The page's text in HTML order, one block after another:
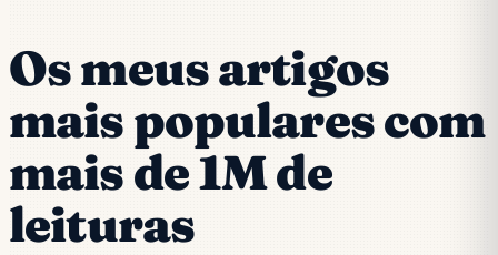
Os meus artigos
mais populares com
mais de 1M de
leituras